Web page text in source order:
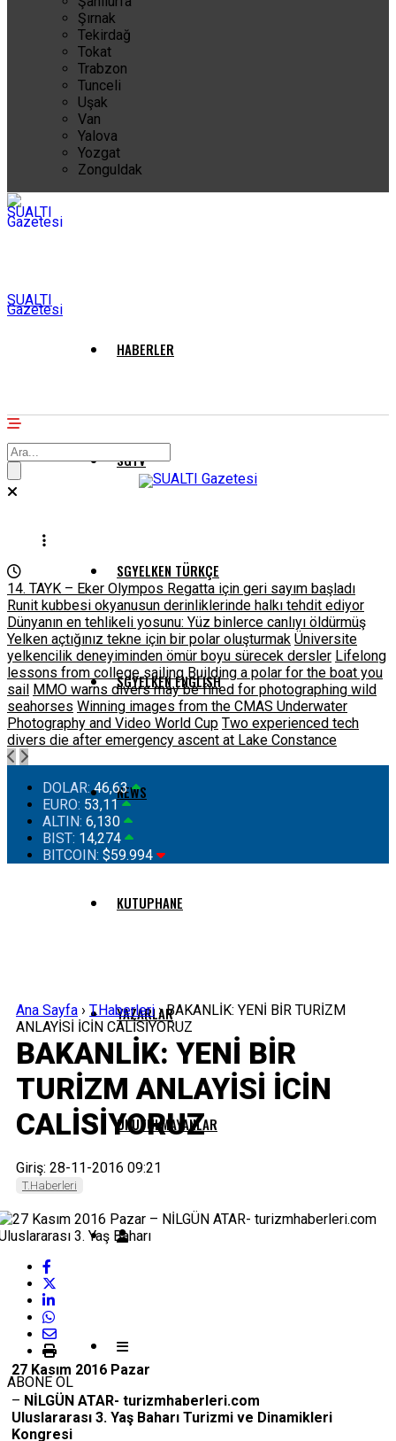
Şırnak
Tekirdağ
Tokat
Trabzon
Tunceli
Uşak
Van
Yalova
Yozgat
Zonguldak
SUALTI
Gazetesi
HABERLER
SGTV
SGYELKEN TÜRKÇE
SGYELKEN ENGLISH
NEWS
KUTUPHANE
YAZARLAR
UNUTULMAYANLAR
14. TAYK – Eker Olympos Regatta için geri sayım başladı
Runit kubbesi okyanusun derinliklerinde halkı tehdit ediyor
Dünyanın en tehlikeli yosunu: Yüz binlerce canlıyı öldürmüş
Yelken açtığınız tekne için bir polar oluşturmak Üniversite
yelkencilik deneyiminden ömür boyu sürecek dersler Lifelong
lessons from college sailing Building a polar for the boat you
sail MMO warns divers may be fined for photographing wild
seahorses Winning images from the CMAS Underwater
Photography and Video World Cup Two experienced tech
divers die after emergency ascent at Lake Constance
DOLAR: 46,63
EURO: 53,11
ALTIN: 6,130
BIST: 14,274
BITCOIN: $59.994
Ana Sayfa › T.Haberleri ›BAKANLİK: YENİ BİR TURİZM
ANLAYİSİ İCİN CALİSİYORUZ
BAKANLİK: YENİ BİR
TURİZM ANLAYİSİ İCİN
CALİSİYORUZ
Giriş: 28-11-2016 09:21
T.Haberleri
ABONE OL
27 Kasım 2016 Pazar
– NİLGÜN ATAR- turizmhaberleri.com
Uluslararası 3. Yaş Baharı Turizmi ve Dinamikleri
Kongresi